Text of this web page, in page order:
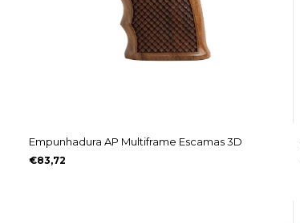
Empunhadura AP Multiframe Escamas 3D
€83,72